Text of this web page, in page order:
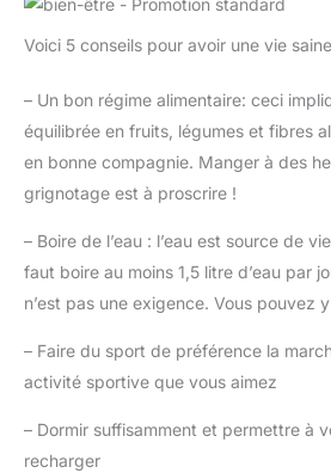
Voici 5 conseils pour avoir une vie saine
– Un bon régime alimentaire: ceci
équilibrée en fruits, légumes et fibres
en bonne compagnie. Manger à des
grignotage est à proscrire !
– Boire de l’eau : l’eau est source de
faut boire au moins 1,5 litre d’eau par
n’est pas une exigence. Vous pouvez
– Faire du sport de préférence la
activité sportive que vous aimez
– Dormir suffisamment et permettre à
recharger